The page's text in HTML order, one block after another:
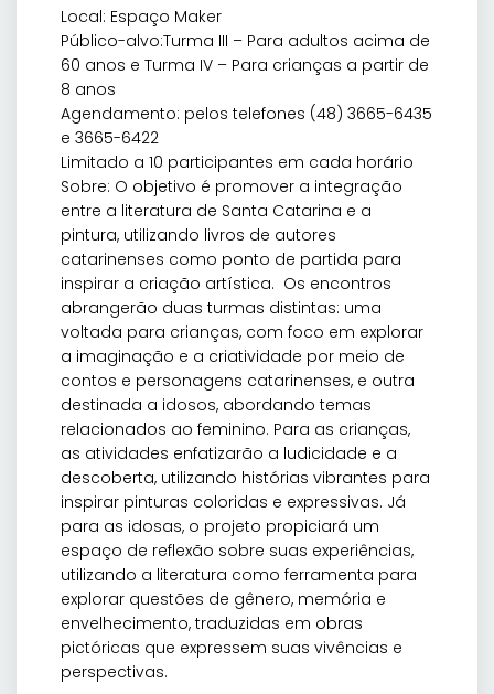
Local: Espaço Maker
Público-alvo:Turma III – Para adultos acima de
60 anos e Turma IV – Para crianças a partir de
8 anos
Agendamento: pelos telefones (48) 3665-6435
e 3665-6422
Limitado a 10 participantes em cada horário
Sobre: O objetivo é promover a integração
entre a literatura de Santa Catarina e a
pintura, utilizando livros de autores
catarinenses como ponto de partida para
inspirar a criação artística. Os encontros
abrangerão duas turmas distintas: uma
voltada para crianças, com foco em explorar
a imaginação e a criatividade por meio de
contos e personagens catarinenses, e outra
destinada a idosos, abordando temas
relacionados ao feminino. Para as crianças,
as atividades enfatizarão a ludicidade e a
descoberta, utilizando histórias vibrantes para
inspirar pinturas coloridas e expressivas. Já
para as idosas, o projeto propiciará um
espaço de reflexão sobre suas experiências,
utilizando a literatura como ferramenta para
explorar questões de gênero, memória e
envelhecimento, traduzidas em obras
pictóricas que expressem suas vivências e
perspectivas.